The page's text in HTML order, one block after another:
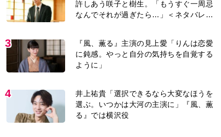
許しあう咲子と樹生。「もうすぐ一周忌
なんでそれが過ぎたら…」＜ネタバレあ
3
『風、薫る』主演の見上愛「りんは恋愛
に鈍感。やっと自分の気持ちを自覚する
ように」
4
井上祐貴「選択できるなら大変なほうを
選ぶ。いつかは大河の主演に」『風、薫
る』では横沢役